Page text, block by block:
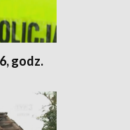
godz.